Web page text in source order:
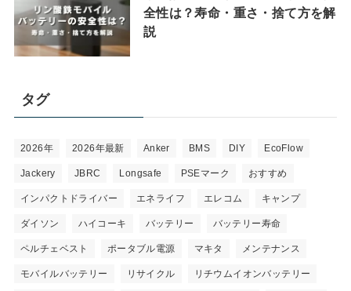
全性は？寿命・重さ・捨て方を解
説
タグ
2026年 2026年最新 Anker BMS DIY EcoFlow
Jackery JBRC Longsafe PSEマーク おすすめ
インパクトドライバー エネライフ エレコム キャンプ
ダイソン ハイコーキ バッテリー バッテリー寿命
ペルチェベスト ポータブル電源 マキタ メンテナンス
モバイルバッテリー リサイクル リチウムイオンバッテリー